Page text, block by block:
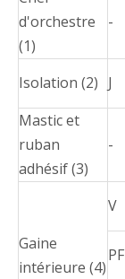
d'orchestre
(1)
-
Isolation (2) J
Mastic et
ruban
adhésif (3)
-
Gaine
intérieure (4)
V
PF